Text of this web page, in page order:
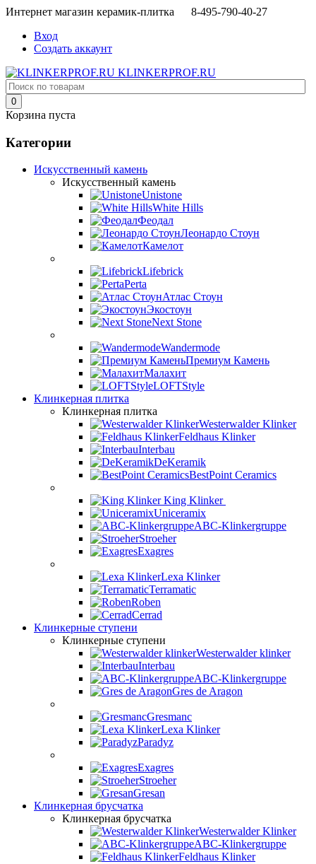
Интернет магазин керамик-плитка 8-495-790-40-27
Вход
Создать аккаунт
KLINKERPROF.RU
0
Корзина пуста
Категории
Искусственный камень
Искусственный камень
Unistone
White Hills
Феодал
Леонардо Стоун
Камелот
Lifebrick
Perta
Атлас Стоун
Экостоун
Next Stone
Wandermode
Премиум Камень
Малахит
LOFTStyle
Клинкерная плитка
Клинкерная плитка
Westerwalder Klinker
Feldhaus Klinker
Interbau
DeKeramik
BestPoint Ceramics
King Klinker
Uniceramix
ABC-Klinkergruppe
Stroeher
Exagres
Lexa Klinker
Terramatic
Roben
Cerrad
Клинкерные ступени
Клинкерные ступени
Westerwalder klinker
Interbau
ABC-Klinkergruppe
Gres de Aragon
Gresmanc
Lexa Klinker
Paradyz
Exagres
Stroeher
Gresan
Клинкерная брусчатка
Клинкерная брусчатка
Westerwalder Klinker
ABC-Klinkergruppe
Feldhaus Klinker